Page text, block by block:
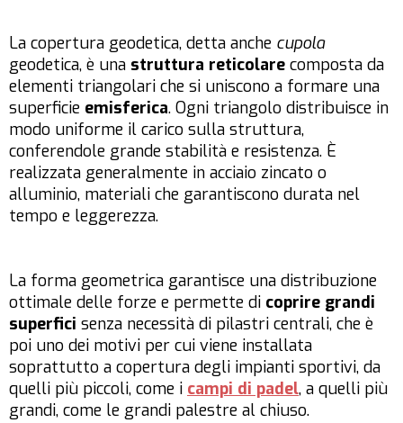
La copertura geodetica, detta anche cupola
geodetica, è una struttura reticolare composta da
elementi triangolari che si uniscono a formare una
superficie emisferica. Ogni triangolo distribuisce in
modo uniforme il carico sulla struttura,
conferendole grande stabilità e resistenza. È
realizzata generalmente in acciaio zincato o
alluminio, materiali che garantiscono durata nel
tempo e leggerezza.
La forma geometrica garantisce una distribuzione
ottimale delle forze e permette di coprire grandi
superfici senza necessità di pilastri centrali, che è
poi uno dei motivi per cui viene installata
soprattutto a copertura degli impianti sportivi, da
quelli più piccoli, come i campi di padel, a quelli più
grandi, come le grandi palestre al chiuso.